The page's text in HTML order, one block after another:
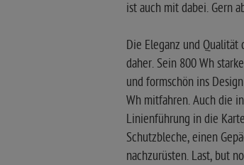
ist auch mit dabei. Gern
Die Eleganz und
daher. Sein 800 Wh
und formschön ins
Wh mitfahren. Auch die
Linienführung in die
Schutzbleche, einen
nachzurüsten. Last, but